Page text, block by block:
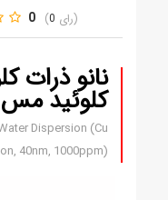
0 0
نانو ذرات
کلوئید
Dispersion (Cu
40nm, 1000ppm)